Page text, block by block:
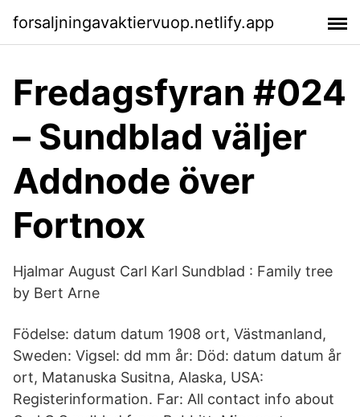
forsaljningavaktiervuop.netlify.app
Fredagsfyran #024
– Sundblad väljer
Addnode över
Fortnox
Hjalmar August Carl Karl Sundblad : Family tree
by Bert Arne
Födelse: datum datum 1908 ort, Västmanland,
Sweden: Vigsel: dd mm år: Död: datum datum år
ort, Matanuska Susitna, Alaska, USA:
Registerinformation. Far: All contact info about